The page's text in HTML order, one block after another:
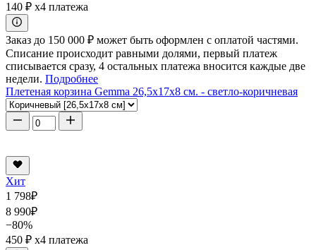
140 ₽ x4 платежа
Заказ до 150 000 ₽ может быть оформлен с оплатой частями.
Списание происходит равными долями, первый платеж
списывается сразу, 4 остальных платежа вносится каждые две
недели. Подробнее
Плетеная корзина Gemma 26,5x17x8 см. - светло-коричневая
Хит
1 798₽
8 990₽
−80%
450 ₽ x4 платежа